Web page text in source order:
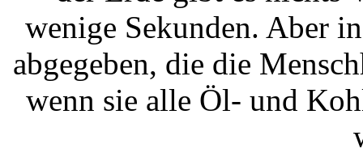
wenige Sekunden. Aber
abgegeben, die die
wenn sie alle Öl- und